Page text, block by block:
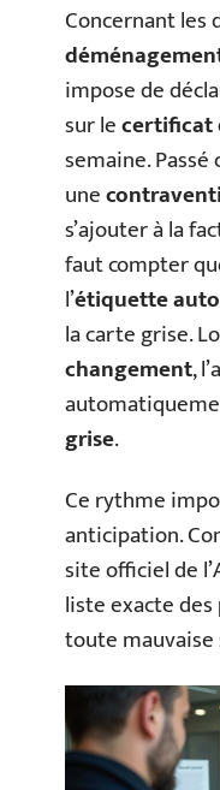
Concernant les
impose de
sur lecertificat
semaine.
une
s’ajouter à la
faut compter
l’étiquette
la carte grise.
changement,
grise.
Ce rythme
anticipation.
site officiel de
liste exacte
toute